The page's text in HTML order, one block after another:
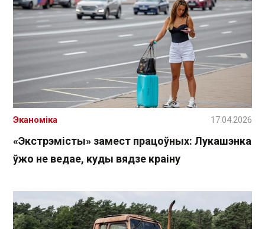
«Экстрэмісты» замест працоўных: Лукашэнка
ўжо не ведае, куды вядзе краіну
Эканоміка 17.04.2026